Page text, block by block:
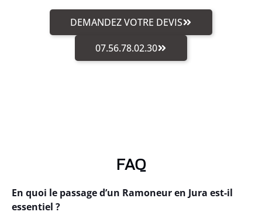
DEMANDEZ VOTRE DEVIS
07.56.78.02.30
FAQ
En quoi le passage d’un Ramoneur en Jura est-il
essentiel ?